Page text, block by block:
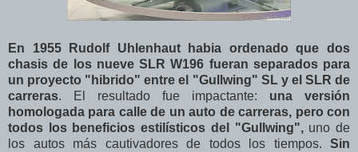
En 1955 Rudolf Uhlenhaut habia ordenado que dos
chasis de los nueve SLR W196 fueran separados para
un proyecto "hibrido" entre el "Gullwing" SL y el SLR de
carreras. El resultado fue impactante: una versión
homologada para calle de un auto de carreras, pero con
todos los beneficios estilísticos del "Gullwing", uno de
los autos más cautivadores de todos los tiempos. Sin